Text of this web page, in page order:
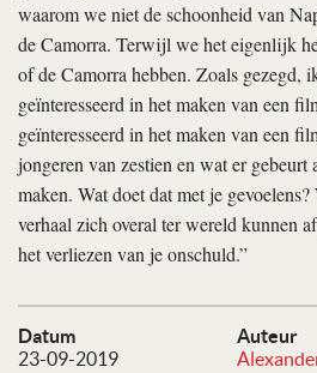
Datum
23-09-2019
Auteur
waarom we niet de schoonheid van
de Camorra. Terwijl we het eigenlijk
of de Camorra hebben. Zoals gezegd,
geïnteresseerd in het maken van een
geïnteresseerd in het maken van een
jongeren van zestien en wat er gebeurt
maken. Wat doet dat met je
verhaal zich overal ter wereld kunnen
het verliezen van je onschuld.”